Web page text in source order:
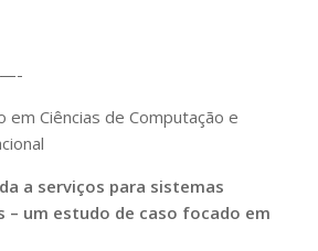
Ciências de Computação e
a serviços para sistemas
– um estudo de caso focado em